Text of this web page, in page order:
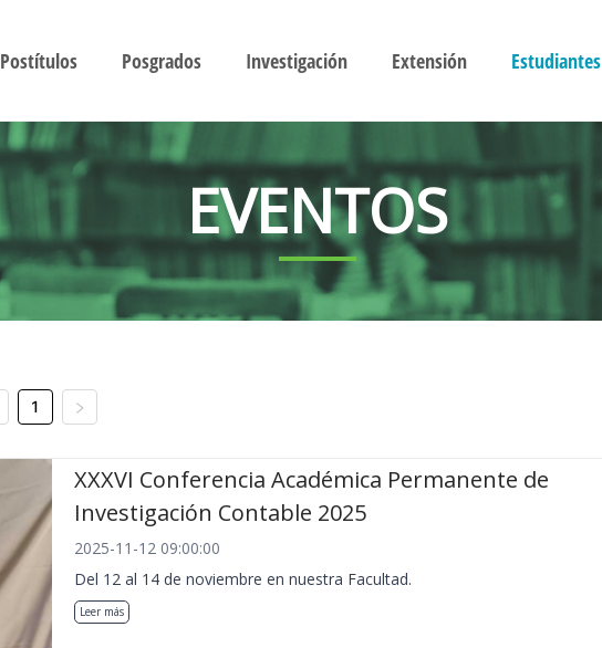
Postítulos Posgrados Investigación Extensión Estudiantes
EVENTOS
1
XXXVI Conferencia Académica Permanente de
Investigación Contable 2025
2025-11-12 09:00:00
Del 12 al 14 de noviembre en nuestra Facultad.
Leer más